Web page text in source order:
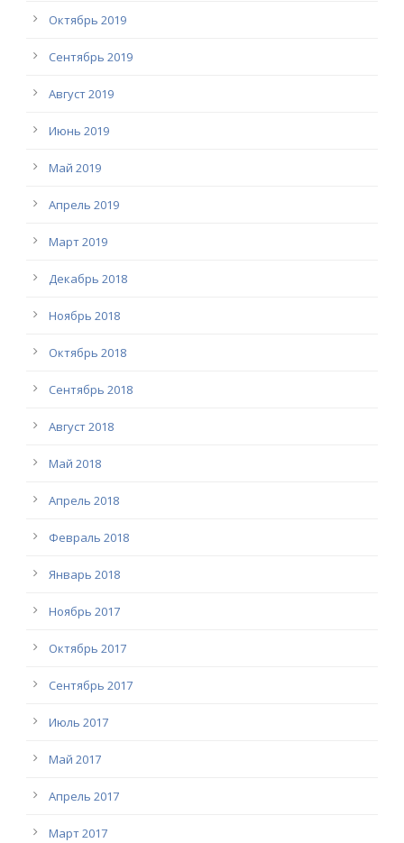
Октябрь 2019
Сентябрь 2019
Август 2019
Июнь 2019
Май 2019
Апрель 2019
Март 2019
Декабрь 2018
Ноябрь 2018
Октябрь 2018
Сентябрь 2018
Август 2018
Май 2018
Апрель 2018
Февраль 2018
Январь 2018
Ноябрь 2017
Октябрь 2017
Сентябрь 2017
Июль 2017
Май 2017
Апрель 2017
Март 2017